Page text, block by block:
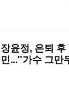
장윤정, 은퇴
민..."가수 그만